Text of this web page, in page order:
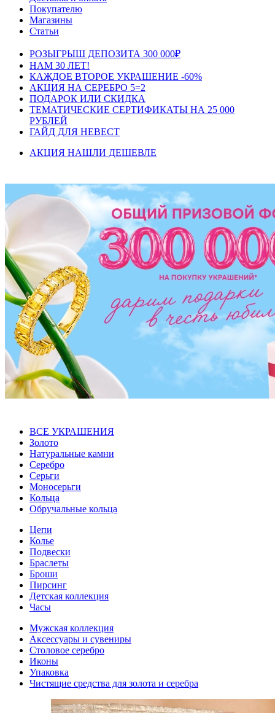
Покупателю
Магазины
Статьи
РОЗЫГРЫШ ДЕПОЗИТА 300 000₽
НАМ 30 ЛЕТ!
КАЖДОЕ ВТОРОЕ УКРАШЕНИЕ -60%
АКЦИЯ НА СЕРЕБРО 5=2
ПОДАРОК ИЛИ СКИДКА
ТЕМАТИЧЕСКИЕ СЕРТИФИКАТЫ НА 25 000
РУБЛЕЙ
ГАЙД ДЛЯ НЕВЕСТ
АКЦИЯ НАШЛИ ДЕШЕВЛЕ
ВСЕ УКРАШЕНИЯ
Золото
Натуральные камни
Серебро
Серьги
Моносерьги
Кольца
Обручальные кольца
Цепи
Колье
Подвески
Браслеты
Броши
Пирсинг
Детская коллекция
Часы
Мужская коллекция
Аксессуары и сувениры
Столовое серебро
Иконы
Упаковка
Чистящие средства для золота и серебра